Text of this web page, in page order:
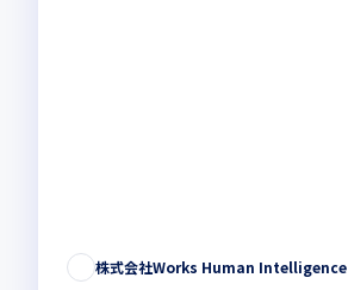
株式会社Works Human Intelligence